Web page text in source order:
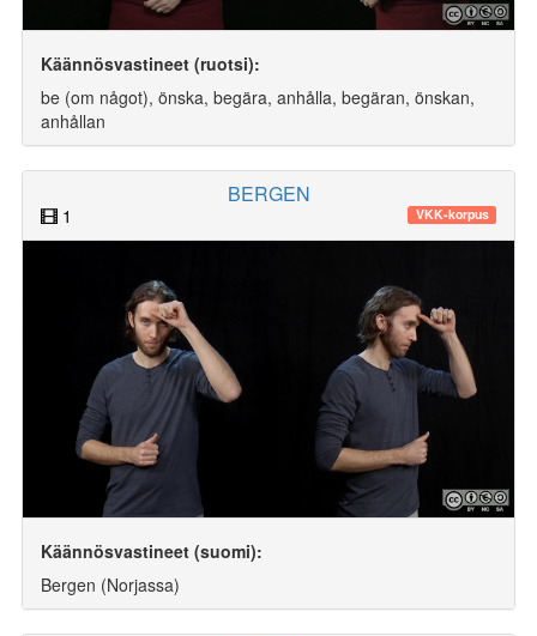
Käännösvastineet (ruotsi):
be (om något), önska, begära, anhålla, begäran, önskan,
anhållan
BERGEN
1 VKK-korpus
Käännösvastineet (suomi):
Bergen (Norjassa)